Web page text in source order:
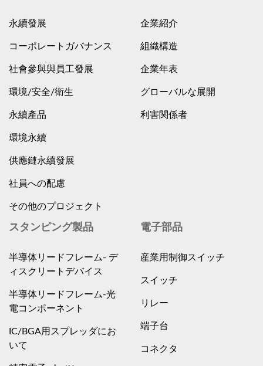
永續發展
コーポレートガバナンス
社會參與與員工發展
環境/安全/衛生
永續產品
環境永續
供應鏈永續發展
社員への配慮
その他のプロジェクト
企業紹介
組織構造
企業年表
グローバルな展開
利害関係者
スタンピング製品
半導体リードフレーム- デ
ィスクリートデバイス
半導体リードフレーム-光
電コンポーネント
IC/BGA用スプレッダにお
いて
電子部品
産業用制御スイッチ
スイッチ
リレー
端子台
コネクタ